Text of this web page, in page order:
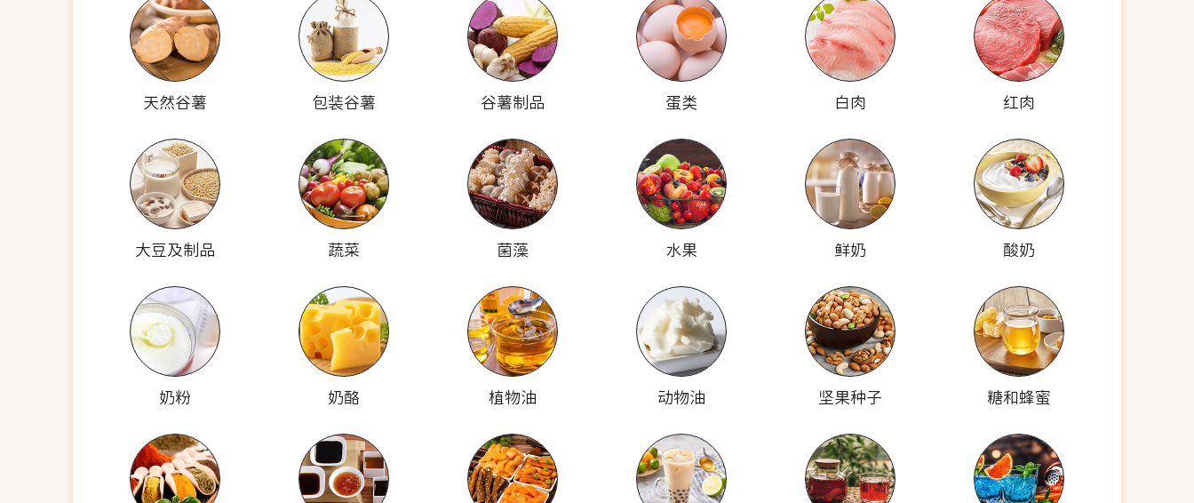
天然谷薯 包装谷薯 谷薯制品 蛋类 白肉 红肉
大豆及制品 蔬菜 菌藻 水果 鲜奶 酸奶
奶粉 奶酪 植物油 动物油 坚果种子 糖和蜂蜜